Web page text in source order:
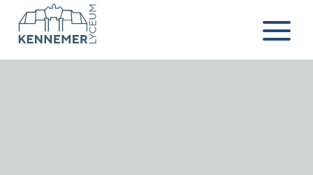
Ga naar de inhoud
Menu